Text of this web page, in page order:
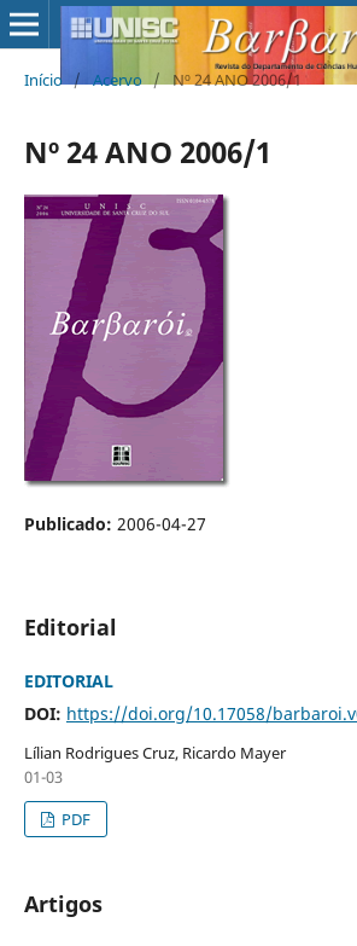
Início / Acervo / Nº 24 ANO 2006/1
Nº 24 ANO 2006/1
Publicado: 2006-04-27
Editorial
EDITORIAL
DOI: https://doi.org/10.17058/
Lílian Rodrigues Cruz, Ricardo Mayer
01-03
PDF
Artigos